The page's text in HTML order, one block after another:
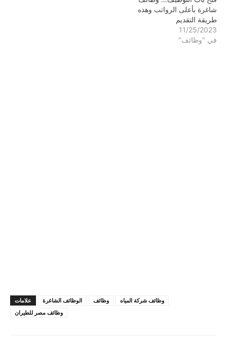
شاغرة بأعلى الرواتب وهذه
طريقة التقديم
11/25/2023
في "وظائف"
علامات الوظائف الشاغرة وظائف
وظائف شركة المياه
وظائف مصر للطيران